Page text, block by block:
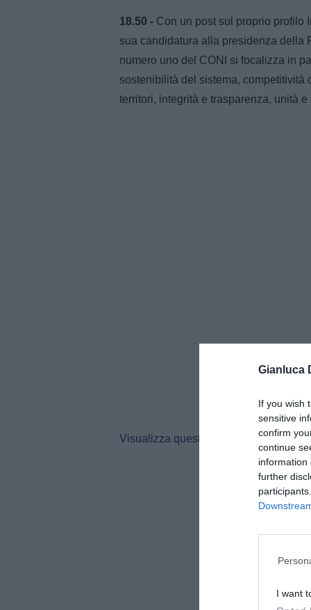
Gianluca
If you wish
sensitive
confirm
continue
information
further
I want
18.50 - Con un post sul proprio profilo
sua candidatura alla presidenza della
numero uno del CONI si focalizza in
sostenibilità del sistema, competitività
territori, integrità e trasparenza, unità
Visualizza questo post su Instagram